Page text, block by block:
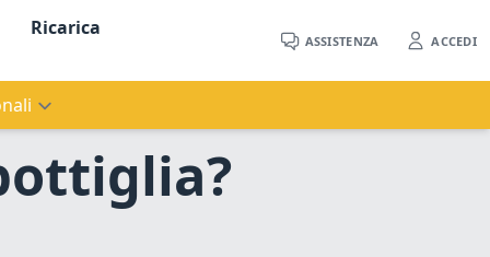
Ricarica
ASSISTENZA ACCEDI